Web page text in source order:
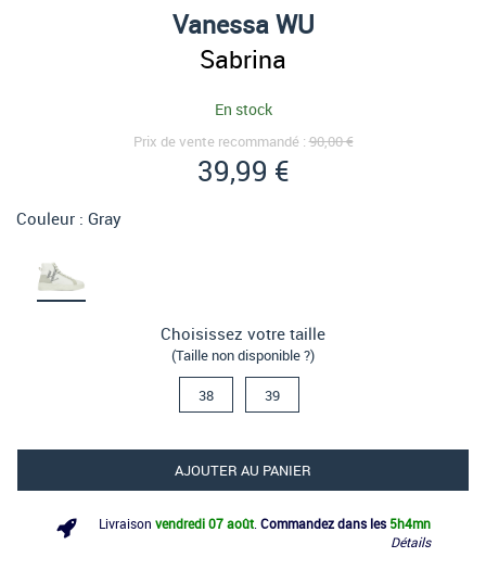
Vanessa WU
Sabrina
En stock
Prix de vente recommandé :90,00 €
39,99 €
Couleur : Gray
Choisissez votre taille
(Taille non disponible ?)
38 39
AJOUTER AU PANIER
Livraison vendredi 07 août. Commandez dans les 5h4mn
Détails